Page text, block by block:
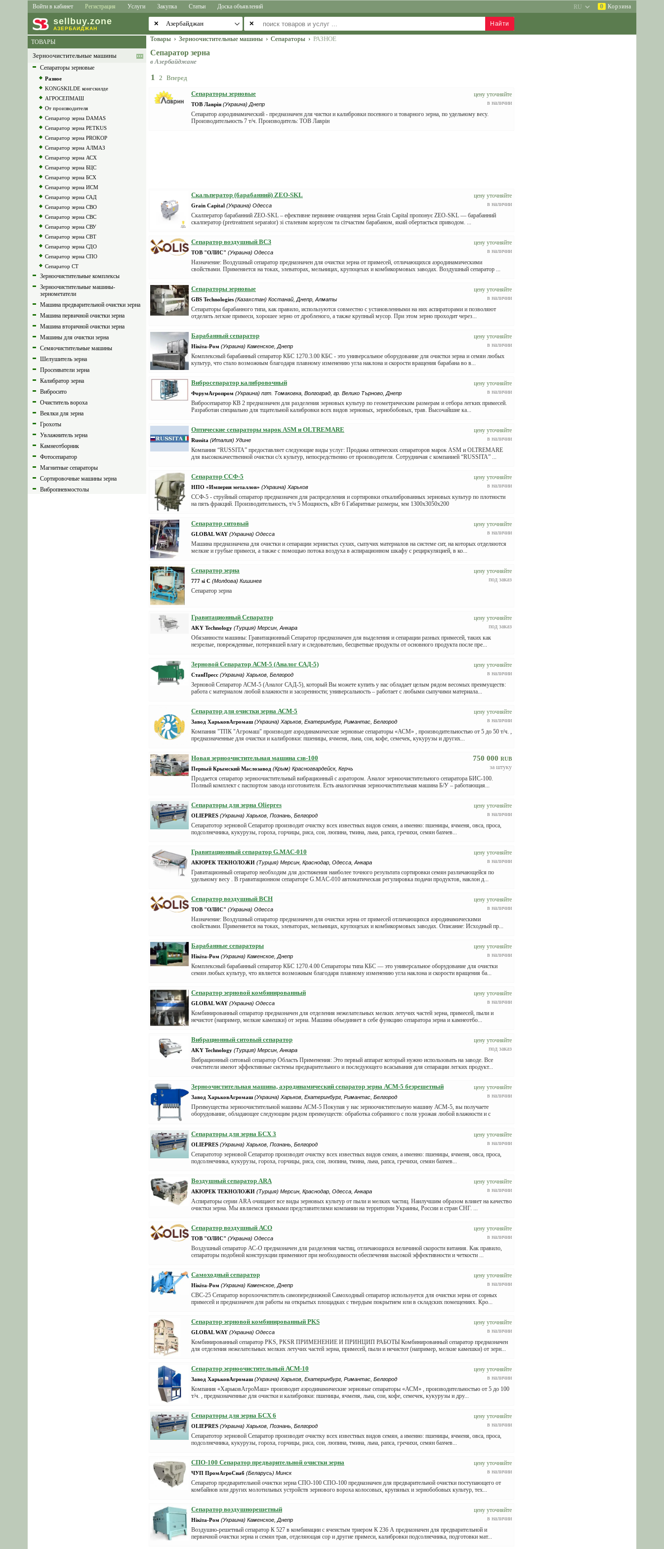
Войти в кабинет Регистрация Услуги Закупка Статьи Доска объявлений 0 Корзина
sell buy.zone
АЗЕРБАЙДЖАН
✕ ✕
ТОВАРЫ
Зерноочистительные машины
Сепараторы зерновые
Разное
KONGSKILDE конгскилде
АГРОСЕПМАШ
От производителя
Сепаратор зерна DAMAS
Сепаратор зерна PETKUS
Сепаратор зерна PROKOP
Сепаратор зерна АЛМАЗ
Сепаратор зерна АСХ
Сепаратор зерна БЦС
Сепаратор зерна БСХ
Сепаратор зерна ИСМ
Сепаратор зерна САД
Сепаратор зерна СВО
Сепаратор зерна СВС
Сепаратор зерна СВУ
Сепаратор зерна СВТ
Сепаратор зерна СДО
Сепаратор зерна СПО
Сепаратор СТ
Зерноочистительные комплексы
Зерноочистительные машины-
зернометатели
Машина предварительной очистки зерна
Машина первичной очистки зерна
Машина вторичной очистки зерна
Машины для очистки зерна
Семяочистительные машины
Шелушитель зерна
Просеиватели зерна
Калибратор зерна
Вибросито
Очиститель вороха
Веялки для зерна
Грохоты
Увлажнитель зерна
Камнеотборник
Фотосепаратор
Магнитные сепараторы
Сортировочные машины зерна
Вибропневмостолы
Товары › Зерноочистительные машины › Сепараторы › РАЗНОЕ
Сепаратор зерна
в Азербайджане
1 2 Вперед
цену уточняйте
в наличии
Сепараторы зерновые
ТОВ Лаврін (Украина) Днепр
Сепаратор аэродинамический - предназначен для чистки и калибровки посевного и товарного зерна, по удельному весу.
Производительность 7 т/ч. Производитель: ТОВ Лаврін
цену уточняйте
в наличии
Скальператор (барабанний) ZEO-SKL
Grain Capital (Украина) Одесса
Скалператор барабанний ZEO‑SKL – ефективне первинне очищення зерна Grain Capital пропонує ZEO‑SKL — барабанний
скалператор (pretreatment separator) зі сталевим корпусом та сітчастим барабаном, який обертається приводом. ...
цену уточняйте
в наличии
Сепаратор воздушный ВСЗ
ТОВ "ОЛИС" (Украина) Одесса
Назначение: Воздушный сепаратор предназначен для очистки зерна от примесей, отличающихся аэродинамическими
свойствами. Применяется на токах, элеваторах, мельницах, крупоцехах и комбикормовых заводах. Воздушный сепаратор ...
цену уточняйте
в наличии
Сепараторы зерновые
GBS Technologies (Казахстан) Костанай, Днепр, Алматы
Сепараторы барабанного типа, как правило, используются совместно с установленными на них аспираторами и позволяют
отделять легкие примеси, хорошее зерно от дробленого, а также крупный мусор. При этом зерно проходит через...
цену уточняйте
в наличии
Барабанный сепаратор
Нікіта-Ром (Украина) Каменское, Днепр
Комплексный барабанный сепаратор КБС 1270.3.00 КБС - это универсальное оборудование для очистки зерна и семян любых
культур, что стало возможным благодаря плавному изменению угла наклона и скорости вращения барабана во в...
цену уточняйте
в наличии
Вибросепаратор калибровочный
ФорумАгропром (Украина) пгт. Томаковка, Волгоград, гр. Велико Търново, Днепр
Вибросепаратор КВ 2 предназначен для разделения зерновых культур по геометрическим размерам и отбора легких примесей.
Разработан специально для тщательной калибровки всех видов зерновых, зернобобовых, трав. Высочайшие ка...
цену уточняйте
в наличии
Оптические сепараторы марок ASM и OLTREMARE
Russita (Италия) Удине
Компания “RUSSITA” предоставляет следующие виды услуг: Продажа оптических сепараторов марок ASM и OLTREMARE
для высококачественной очистки с/х культур, непосредственно от производителя. Сотрудничая с компанией “RUSSITA” ...
цену уточняйте
в наличии
Сепаратор ССФ-5
НПО «Империя металлов» (Украина) Харьков
ССФ-5 - струйный сепаратор предназначен для распределения и сортировки откалиброванных зерновых культур по плотности
на пять фракций. Производительность, т/ч 5 Мощность, кВт 6 Габаритные размеры, мм 1300х3050х200
цену уточняйте
в наличии
Сепаратор ситовый
GLOBAL WAY (Украина) Одесса
Машина предназначена для очистки и сепарации зернистых сухих, сыпучих материалов на системе сит, на которых отделяются
мелкие и грубые примеси, а также с помощью потока воздуха в аспирационном шкафу с рециркуляцией, в ко...
цену уточняйте
под заказ
Сепаратор зерна
777 si C (Молдова) Кишинев
Сепаратор зерна
цену уточняйте
под заказ
Гравитационный Сепаратор
AKY Technology (Турция) Мерсин, Анкара
Обязанности машины: Гравитационный Сепаратор предназначен для выделения и сепарации разных примесей, таких как
незрелые, поврежденные, потерявшей влагу и следовательно, бесцветные продукты от основного продукта после пре...
цену уточняйте
в наличии
Зерновой Сепаратор АСМ-5 (Аналог САД-5)
СтанПресс (Украина) Харьков, Белгород
Зерновой Сепаратор АСМ-5 (Аналог САД-5), который Вы можете купить у нас обладает целым рядом весомых преимуществ:
работа с материалом любой влажности и засоренности; универсальность – работает с любыми сыпучими материала...
цену уточняйте
в наличии
Сепаратор для очистки зерна АСМ-5
Завод ХарьковАгромаш (Украина) Харьков, Екатеринбург, Римантас, Белгород
Компания "ТПК "Агромаш" производит аэродинамические зерновые сепараторы «АСМ» , производительностью от 5 до 50 т/ч. ,
предназначенные для очистки и калибровки: пшеницы, ячменя, льна, сои, кофе, семечек, кукурузы и других...
750 000 RUB
за штуку
Новая зерноочистительная машина сзв-100
Первый Крымский Маслозавод (Крым) Красногвардейск, Керчь
Продается сепаратор зерноочистительный вибрационный с аэратором. Аналог зерноочистительного сепаратора БИС-100.
Полный комплект с паспортом завода изготовителя. Есть аналогичная зерноочистительная машина Б/У – работающая...
цену уточняйте
в наличии
Сепараторы для зерна Oliepres
OLIEPRES (Украина) Харьков, Познань, Белгород
Cепаратотор зерновой Сепаратор производит очистку всех известных видов семян, а именно: пшеницы, ячменя, овса, проса,
подсолнечника, кукурузы, гороха, горчицы, риса, сои, люпина, тмина, льна, рапса, гречихи, семян бахчев...
цену уточняйте
в наличии
Гравитационный сепаратор G.MAC-010
АКЮРЕК ТЕКНОЛОЖИ (Турция) Мерсин, Краснодар, Одесса, Анкара
Гравитационный сепаратор необходим для достижения наиболее точного результата сортировки семян различающейся по
удельному весу . В гравитационном сепараторе G.MAC-010 автоматическая регулировка подачи продуктов, наклон д...
цену уточняйте
в наличии
Сепаратор воздушный ВСН
ТОВ "ОЛИС" (Украина) Одесса
Назначение: Воздушный сепаратор предназначен для очистки зерна от примесей отличающихся аэродинамическими
свойствами. Применяется на токах, элеваторах, мельницах, крупоцехах и комбикормовых заводах. Описание: Исходный пр...
цену уточняйте
в наличии
Барабанные сепараторы
Нікіта-Ром (Украина) Каменское, Днепр
Комплексный барабанный сепаратор КБС 1270.4.00 Сепараторы типа КБС — это универсальное оборудование для очистки
семян любых культур, что является возможным благодаря плавному изменению угла наклона и скорости вращения ба...
цену уточняйте
в наличии
Сепаратор зерновой комбинированный
GLOBAL WAY (Украина) Одесса
Комбинированный сепаратор предназначен для отделения нежелательных мелких летучих частей зерна, примесей, пыли и
нечистот (например, мелкие камешки) от зерна. Машина объединяет в себе функцию сепаратора зерна и камнеотбо...
цену уточняйте
под заказ
Вибрационный ситовый сепаратор
AKY Technology (Турция) Мерсин, Анкара
Вибрационный ситовый сепаратор Область Применения: Это первый аппарат который нужно использовать на заводе. Все
очистители имеют эффективные системы предварительного и последующего всасывания для сепарации легких продукт...
цену уточняйте
в наличии
Зерноочистительная машина, аэродинамический сепаратор зерна АСМ-5 безрешетный
Завод ХарьковАгромаш (Украина) Харьков, Екатеринбург, Римантас, Белгород
Преимущества зерноочистительной машины АСМ-5 Покупая у нас зерноочистительную машину АСМ-5, вы получаете
оборудование, обладающее следующим рядом преимуществ: обработка собранного с поля урожая любой влажности и с
цену уточняйте
в наличии
Сепараторы для зерна БСХ 3
OLIEPRES (Украина) Харьков, Познань, Белгород
Cепаратотор зерновой Сепаратор производит очистку всех известных видов семян, а именно: пшеницы, ячменя, овса, проса,
подсолнечника, кукурузы, гороха, горчицы, риса, сои, люпина, тмина, льна, рапса, гречихи, семян бахчев...
цену уточняйте
в наличии
Воздушный сепаратор ARA
АКЮРЕК ТЕКНОЛОЖИ (Турция) Мерсин, Краснодар, Одесса, Анкара
Аспираторы серии ARA очищают все виды зерновых культур от пыли и мелких частиц. Наилучшим образом влияет на качество
очистки зерна. Мы являемся прямыми представителями компании на территории Украины, России и стран СНГ. ...
цену уточняйте
в наличии
Сепаратор воздушный АСО
ТОВ "ОЛИС" (Украина) Одесса
Воздушный сепаратор АС-О предназначен для разделения частиц, отличающихся величиной скорости витания. Как правило,
сепараторы подобной конструкции применяют при необходимости обеспечения высокой эффективности и четкости ...
цену уточняйте
в наличии
Самоходный сепаратор
Нікіта-Ром (Украина) Каменское, Днепр
СВС-25 Сепаратор ворохоочиститель самопередвижной Самоходный сепаратор используется для очистки зерна от сорных
примесей и предназначен для работы на открытых площадках с твердым покрытием или в складских помещениях. Кро...
цену уточняйте
в наличии
Сепаратор зерновой комбинированный PKS
GLOBAL WAY (Украина) Одесса
Комбинированный сепаратор PKS, PKSR ПРИМЕНЕНИЕ И ПРИНЦИП РАБОТЫ Комбинированный сепаратор предназначен
для отделения нежелательных мелких летучих частей зерна, примесей, пыли и нечистот (например, мелкие камешки) от зерн...
цену уточняйте
в наличии
Сепаратор зерноочистительный АСМ-10
Завод ХарьковАгромаш (Украина) Харьков, Екатеринбург, Римантас, Белгород
Компания «ХарьковАгроМаш» производит аэродинамические зерновые сепараторы «АСМ» , производительностью от 5 до 100
т/ч. , предназначенные для очистки и калибровки: пшеницы, ячменя, льна, сои, кофе, семечек, кукурузы и дру...
цену уточняйте
в наличии
Сепараторы для зерна БСХ 6
OLIEPRES (Украина) Харьков, Познань, Белгород
Cепаратотор зерновой Сепаратор производит очистку всех известных видов семян, а именно: пшеницы, ячменя, овса, проса,
подсолнечника, кукурузы, гороха, горчицы, риса, сои, люпина, тмина, льна, рапса, гречихи, семян бахчев...
цену уточняйте
в наличии
СПО-100 Сепаратор предварительной очистки зерна
ЧУП ПромАгроСнаб (Беларусь) Минск
Сепаратор предварительной очистки зерна СПО-100 СПО-100 предназначен для предварительной очистки поступающего от
комбайнов или других молотильных устройств зернового вороха колосовых, крупяных и зернобобовых культур, тех...
цену уточняйте
в наличии
Сепаратор воздушнорешетный
Нікіта-Ром (Украина) Каменское, Днепр
Воздушно-решетный сепаратор К 527 в комбинации с ячеистым триером К 236 А предназначен для предварительной и
первичной очистки зерна и семян трав, отделяющая сор и другие примеси, калибровки подсолнечника, подготовки мат...